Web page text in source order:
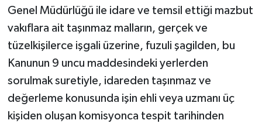
Genel Müdürlüğü ile idare ve temsil ettiği mazbut
vakıflara ait taşınmaz malların, gerçek ve
tüzelkişilerce işgali üzerine, fuzuli şagilden, bu
Kanunun 9 uncu maddesindeki yerlerden
sorulmak suretiyle, idareden taşınmaz ve
değerleme konusunda işin ehli veya uzmanı üç
kişiden oluşan komisyonca tespit tarihinden